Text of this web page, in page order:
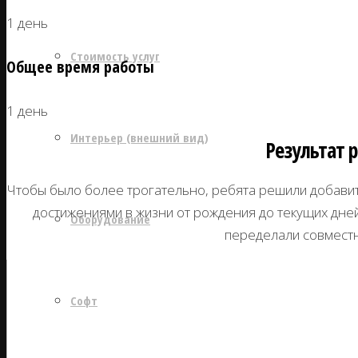
Стоимость услуг
Интерьер (внешний вид)
Оборудование
Софт
1 день
Общее время работы
1 день
Результат
Чтобы было более трогательно, ребята решили
достижениями в жизни от рождения до текущих
переделали